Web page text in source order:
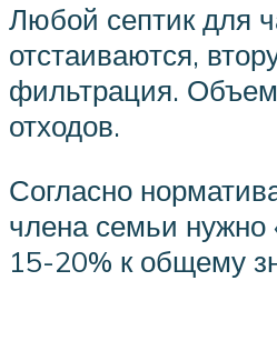
Любой септик для
отстаиваются,
фильтрация.
отходов.
Согласно
члена семьи нужно
15-20% к общему